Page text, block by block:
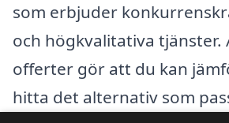
som erbjuder
och högkvalitativa tjänster.
offerter gör att du kan
hitta det alternativ som